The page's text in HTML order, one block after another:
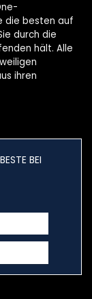
die besten auf
durch die
hält. Alle
ihren
BEI